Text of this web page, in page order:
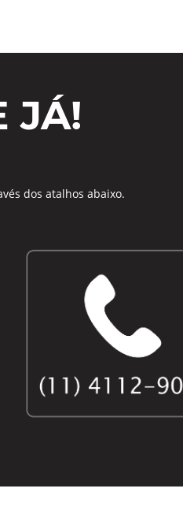
JÁ!
dos atalhos abaixo.